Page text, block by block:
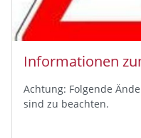
Achtung: Folgende
sind zu beachten.